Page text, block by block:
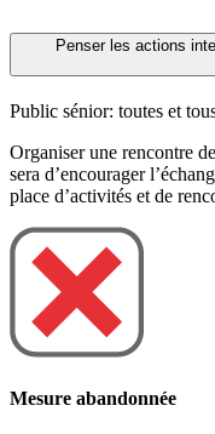
Penser les actions
Public sénior: toutes et
Organiser une rencontre
sera d’encourager
place d’activités et de
Mesure abandonnée